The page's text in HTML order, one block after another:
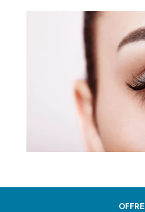
OFFRE